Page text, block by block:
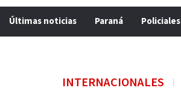
Últimas noticias Paraná Policiales
INTERNACIONALES